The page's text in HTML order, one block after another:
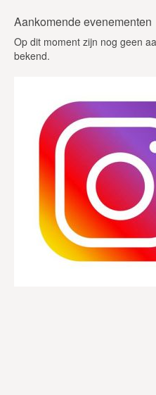
Aankomende evenementen
Op dit moment zijn nog geen
bekend.